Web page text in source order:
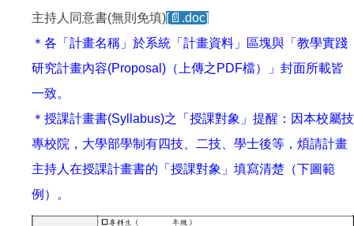
主持人同意書(無則免填)[📄.doc]
＊ 各「計畫名稱」於系統「計畫資料」區塊與「教學實踐
研究計畫內容(Proposal)（上傳之PDF檔）」封面所載皆
一致。
＊授課計畫書(Syllabus)之「授課對象」提醒：因本校屬技
專校院，大學部學制有四技、二技、學士後等，煩請計畫
主持人在授課計畫書的「授課對象」填寫清楚（下圖範
例）。